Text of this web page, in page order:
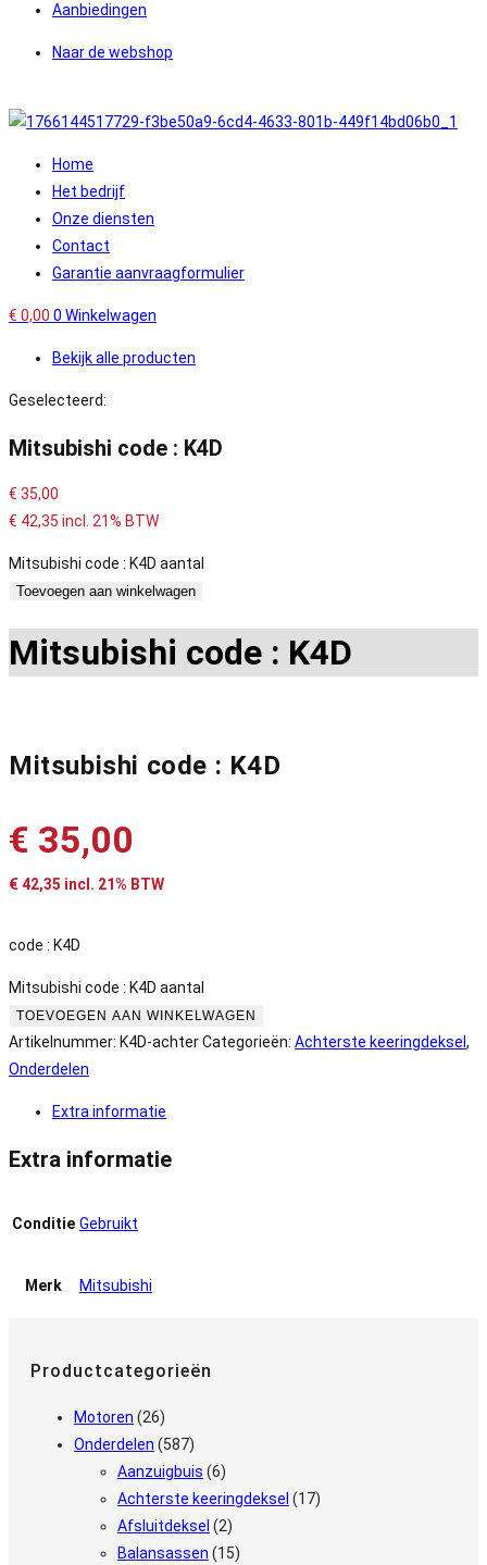
Aanbiedingen
Naar de webshop
Home
Het bedrijf
Onze diensten
Contact
Garantie aanvraagformulier
€ 0,00 0 Winkelwagen
Bekijk alle producten
Geselecteerd:
Mitsubishi code : K4D
€ 35,00
€ 42,35 incl. 21% BTW
Mitsubishi code : K4D aantal
Toevoegen aan winkelwagen
Mitsubishi code : K4D
Mitsubishi code : K4D
€ 35,00
€42,35 incl. 21% BTW
code : K4D
Mitsubishi code : K4D aantal
TOEVOEGEN AAN WINKELWAGEN
Artikelnummer: K4D-achterCategorieën: Achterste keeringdeksel ,
Onderdelen
Extra informatie
Extra informatie
Conditie Gebruikt
Merk Mitsubishi
Productcategorieën
Motoren (26)
Onderdelen (587)
Aanzuigbuis (6)
Achterste keeringdeksel (17)
Afsluitdeksel (2)
Balansassen (15)